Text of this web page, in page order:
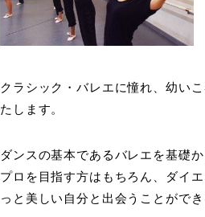
クラシック・バレエに憧れ、幼い
たします。
ダンスの基本であるバレエを基礎
プロを目指す方はもちろん、ダイ
っと美しい自分と出会うことができ